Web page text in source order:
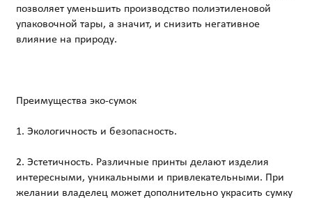
позволяет уменьшить производство полиэтиленовой
упаковочной тары, а значит, и снизить негативное
влияние на природу.
Преимущества эко-сумок
1. Экологичность и безопасность.
2. Эстетичность. Различные принты делают изделия
интересными, уникальными и привлекательными. При
желании владелец может дополнительно украсить сумку